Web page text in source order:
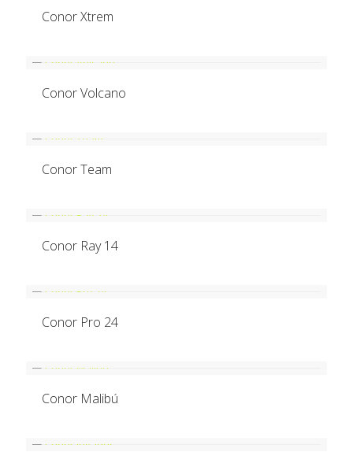
Conor Xtrem
Conor Volcano
Conor Team
Conor Ray 14
Conor Pro 24
Conor Malibú